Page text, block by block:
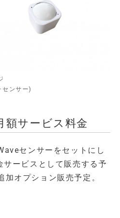
センサー)
額サービス料金
センサーをセットにし
ービスとして販売する予
オプション販売予定。